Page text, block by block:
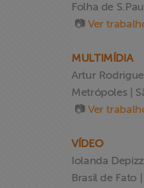
Documentários
Homenageados
Folha de
📷 Ver
MULTIMÍDIA
Artur
Metrópoles |
📷 Ver
VÍDEO
Iolanda
Brasil de Fato